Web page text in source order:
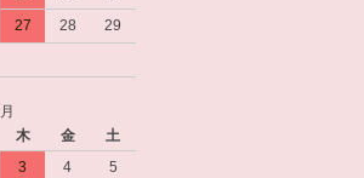
27 28
29
木 金
土
3 4
5